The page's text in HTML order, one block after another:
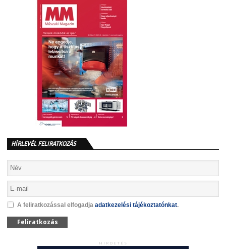
HÍRLEVÉL FELIRATKOZÁS
A feliratkozással elfogadja adatkezelési tájékoztatónkat.
Feliratkozás
HIRDETÉS